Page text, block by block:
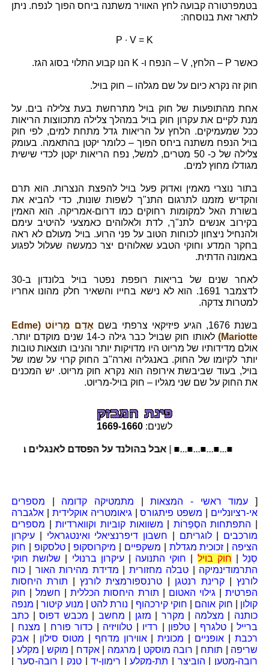
בטמפרטורה קבועה לחץ האוויר משתנה ביחס הפוך לנפח. ניתן
לתאר זאת בנוסחה:
P ∙ V = K
כאשר P – הלחץ, V – הנפח ו- K הנו קבוע התלוי בסוג הגז.
חוק זה נקרא כיום על שם מגלהו – חוק בויל.
אחת מהתופעות של חוק בויל מתרחשת בעת צלילה בים. על
מנת לקיים את עקרון חוק בויל במהלך צלילה מתכווצות הריאות
ככל שמעמיקים. הלחץ על הריאות גדל מתחת למים, לפי חוק
בויל הנפח משתנה ביחס הפוך – כלומר יקטן בהתאמה. בעומק
צלילה של כ- 50 מטרים, למשל, נפח הריאות יקטן לכדי שישית
מגודלו מחוץ למים.
בתור נוצרי מאמין ואדוק פעל בויל להפצת הנצרות. הוא תרם
והקדיש מזמנו לתרגום התנ"ך לשפות שונות, כדי להביא את
בשורת האל למקומות רחוקים כמו דרום-אמריקה. הוא האמין
בקירוב אנשים לתנ"ך, לדת ולאלוהים כאמצעי להיטיב עימם
ולהנחיל ניצחון לכוחות הטוב על פני הרוע. בויל מעולם לא ראה
בחקר המדע וחוקי הטבע שאלוהים יצר כמעשה שעלול לפגוע
באמונה הדתית.
לאחר שנים של בריאות רופפת נפטר בויל בלונדון ב-30
לדצמבר 1691. הוא לא נישא בחייו והשאיר חלק מהונו אחריו
למטרות צדקה.
בשנת 1676, הגיע פיזיקאי צרפתי בשם
אָדַם מָרִיוֹט (Edme
Mariotte)
לאותו חוק שבויל כבר גילה כ-14 שנים מוקדם יותר.
אולם מדידותיו של מריוט היו מדויקות יותר והניבו תוצאות טובות
יותר לקיומו של החוק. באנגליה וארה"ב החוק קרוי על שמו של
בויל, בעוד שביבשת אירופה הוא נקרא חוק מריוט. יש המכנים
את החוק על שם שני מגליו – חוק בויל-מריוט.
לשנים: 1669-1660
■...■...■...■...■ | אבל בהולנד על הפסדם לאנגלים
[ עמוד ראשי - המצאות| מתמטיקה קדומה
מספרים
אי-רציונליים
משפט פיתגורס| גיאומטריה אוקלידית
אלגברה
התפתחות הסְפַרוֹת משוואות קוביות וקווארדיות| מספרים
מורכבים |לוגריתם חשבון דיפרנציאלי ואינטגראלי
עיקרון
הציפה
זכוכית מגדלת משקפיים מיקרוסקופ |טלסקופ
חוק
סְנֵל| חוק בויל חוקי התנועה |עיקרון ברנולי
שלושת חוקי
התרמודינמיקה
טבלה מחזורית מדידת מהירות האור
כוח
לורנץ|קרינת רנטגן טרנספורמצית לורנץ| תורת היחסות
הפרטית| גילוי האטום תורת היחסות הכללית| חשמל| חוק
קולון
חוק אוהם חוקי קירכהוף נורת להט מנוע קיטור| מנפה
כותנה
מצלמה מקרר מזגן מחשב מכבש דפוס| כתב
ברייל
טלגרף טלפון רדיו טלוויזיה כדור פורח מצנח
רכבת| אופניים מכונית|אווירון מדחף מטוס סילון
אבק
שריפה
תותח רובה מוסקט מרגמה |אקדח מוקש מקלע
רובה-מטען
הוביצר תת-מקלע| רימון-יד|טנק רובה-סער